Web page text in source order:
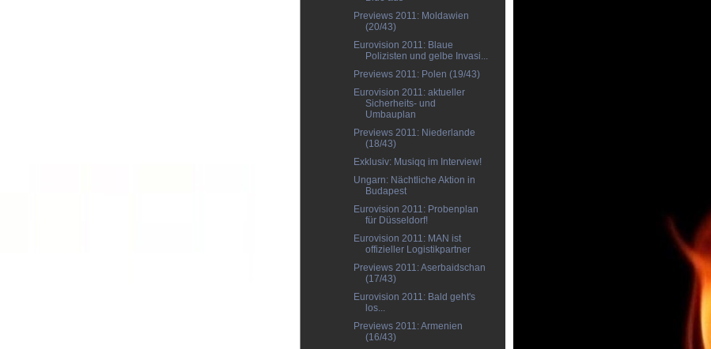
Previews 2011: Moldawien
(20/43)
Eurovision 2011: Blaue
Polizisten und gelbe Invasi...
Previews 2011: Polen (19/43)
Eurovision 2011: aktueller
Sicherheits- und
Umbauplan
Previews 2011: Niederlande
(18/43)
Exklusiv: Musiqq im Interview!
Ungarn: Nächtliche Aktion in
Budapest
Eurovision 2011: Probenplan
für Düsseldorf!
Eurovision 2011: MAN ist
offizieller Logistikpartner
Previews 2011: Aserbaidschan
(17/43)
Eurovision 2011: Bald geht's
los...
Previews 2011: Armenien
(16/43)